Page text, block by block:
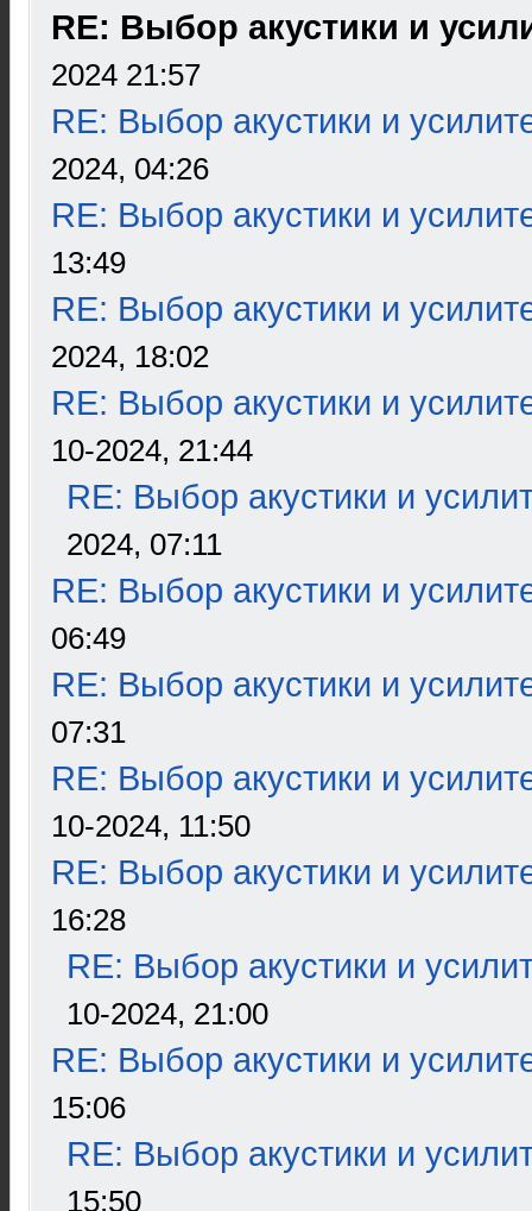
RE: Выбор акустики и
2024 21:57
RE: Выбор акустики и
2024, 04:26
RE: Выбор акустики и
13:49
RE: Выбор акустики и
2024, 18:02
RE: Выбор акустики и
10-2024, 21:44
RE: Выбор акустики и
2024, 07:11
RE: Выбор акустики и
06:49
RE: Выбор акустики и
07:31
RE: Выбор акустики и
10-2024, 11:50
RE: Выбор акустики и
16:28
RE: Выбор акустики и
10-2024, 21:00
RE: Выбор акустики и
15:06
RE: Выбор акустики и
15:50